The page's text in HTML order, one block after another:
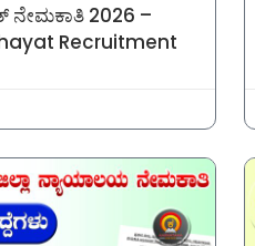
ನೇಮಕಾತಿ 2026 –
Recruitment